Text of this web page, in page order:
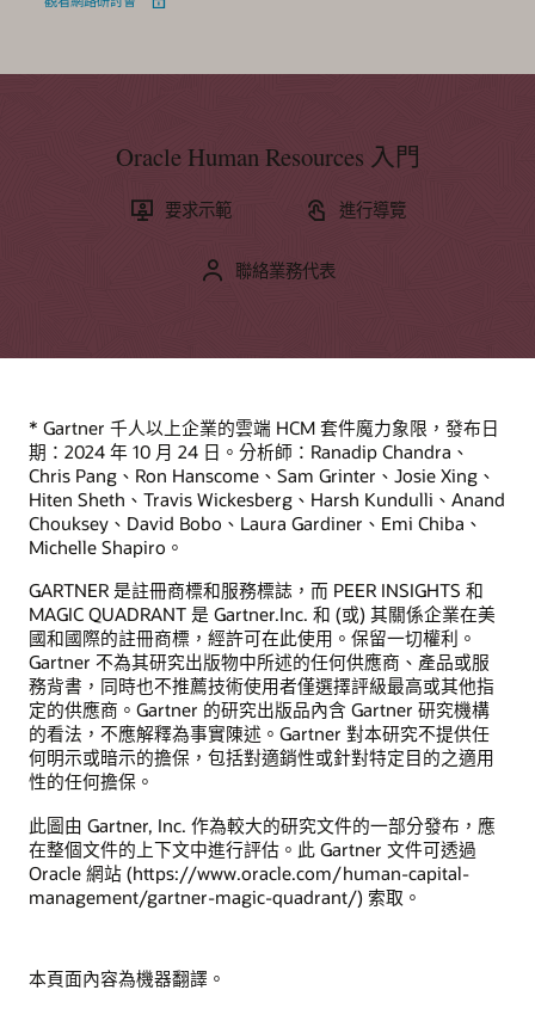
Oracle Human Resources 入門
要求示範 進行導覽
聯絡業務代表
* Gartner 千人以上企業的雲端 HCM 套件魔力象限，發布日
期：2024 年 10 月 24 日。分析師：Ranadip Chandra、
Chris Pang、Ron Hanscome、Sam Grinter、Josie Xing、
Hiten Sheth、Travis Wickesberg、Harsh Kundulli、Anand
Chouksey、David Bobo、Laura Gardiner、Emi Chiba、
Michelle Shapiro。
GARTNER 是註冊商標和服務標誌，而 PEER INSIGHTS 和
MAGIC QUADRANT 是 Gartner.Inc. 和 (或) 其關係企業在美
國和國際的註冊商標，經許可在此使用。保留一切權利。
Gartner 不為其研究出版物中所述的任何供應商、產品或服
務背書，同時也不推薦技術使用者僅選擇評級最高或其他指
定的供應商。Gartner 的研究出版品內含 Gartner 研究機構
的看法，不應解釋為事實陳述。Gartner 對本研究不提供任
何明示或暗示的擔保，包括對適銷性或針對特定目的之適用
性的任何擔保。
此圖由 Gartner, Inc. 作為較大的研究文件的一部分發布，應
在整個文件的上下文中進行評估。此 Gartner 文件可透過
Oracle 網站 (https://www.oracle.com/human-capital-
management/gartner-magic-quadrant/) 索取。
本頁面內容為機器翻譯。